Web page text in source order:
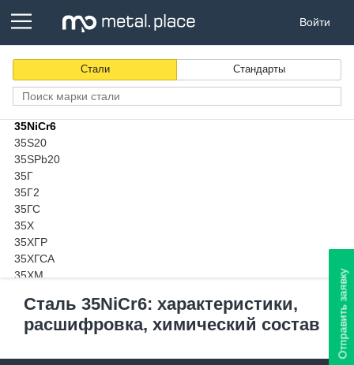
Войти
Стали Стандарты
34CrS4
34Х2Н2М
34ХН1М
35
35B2
35NiCr6
35S20
35SPb20
35Г
35Г2
35ГС
35Х
35ХГР
35ХГСА
35ХМ
36CrNiMo4
36MnB4
36SMn14
Сталь 35NiCr6: характеристики,
расшифровка, химический состав
Отправить заявку